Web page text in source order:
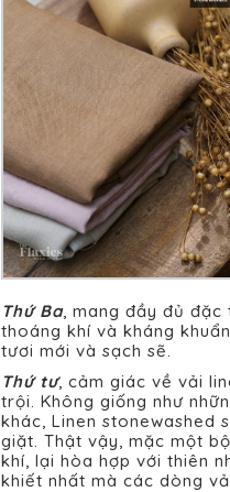
Thứ Ba, mang đầy đủ đặc
thoáng khí và kháng
tươi mới và sạch sẽ.
Thứ tư, cảm giác về vải
trội. Không giống như
khác, Linen stonewashed
giặt. Thật vậy, mặc một
khí, lại hòa hợp với thiên
khiết nhất mà các dòng